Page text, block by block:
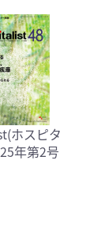
ホスピタ
年第2号